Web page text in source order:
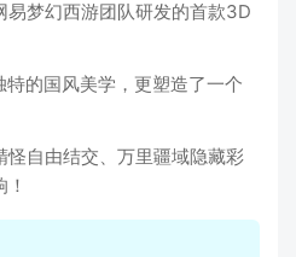
易梦幻西游团队研发的首款3D
的国风美学，更塑造了一个
自由结交、万里疆域隐藏彩